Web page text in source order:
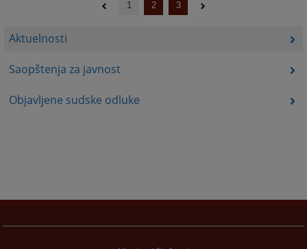
Aktuelnosti
Saopštenja za javnost
Objavljene sudske odluke
1 2 3